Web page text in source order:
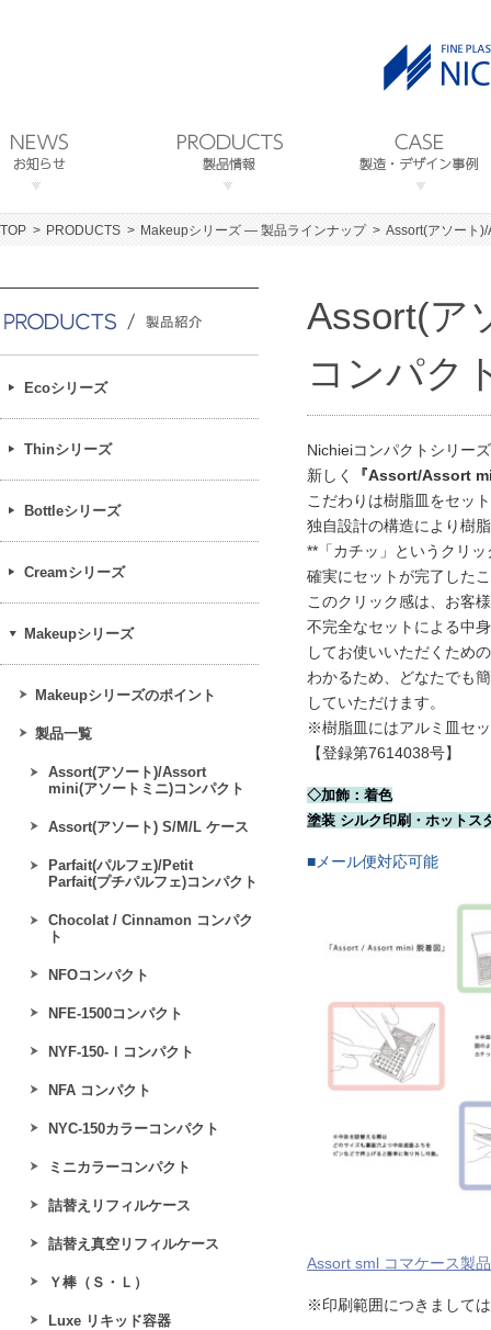
TOP PRODUCTS Makeupシリーズ ― 製品ラインナップ Assort(アソート
Assort(ア
コンパク
Nichieiコンパクトシリー
新しく
『Assort/Assort
こだわりは樹脂皿をセッ
独自設計の構造により樹
**「カチッ」というクリッ
確実にセットが完了した
このクリック感は、お客
不完全なセットによる中
してお使いいただくため
わかるため、どなたでも
していただけます。
※樹脂皿にはアルミ皿セ
【登録第7614038号】
◇加飾：着色
塗装 シルク印刷・ホットス
■メール便対応可能
Assort sml コマケース製
※印刷範囲につきまして
Ecoシリーズ
Thinシリーズ
Bottleシリーズ
Creamシリーズ
Makeupシリーズ
Makeupシリーズのポイント
製品一覧
Assort(アソート)/Assort
mini(アソートミニ)コンパクト
Assort(アソート) S/M/L ケース
Parfait(パルフェ)/Petit
Parfait(プチパルフェ)コンパクト
Chocolat / Cinnamon コンパク
ト
NFOコンパクト
NFE‐1500コンパクト
NYF-150-Ⅰコンパクト
NFA コンパクト
NYC-150カラーコンパクト
ミニカラーコンパクト
詰替えリフィルケース
詰替え真空リフィルケース
Ｙ棒（Ｓ・Ｌ）
Luxe リキッド容器